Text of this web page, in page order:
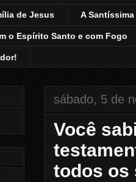
de Jesus A
o Espírito Santo e com Fogo
sábado, 5 de
Você
todos os